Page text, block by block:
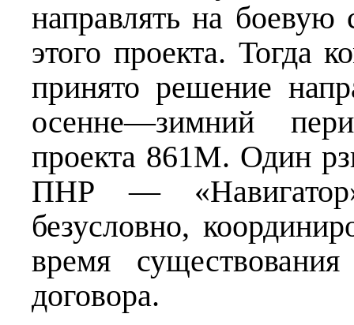
направлять на
этого проекта. Тогда
принято решение
осенне—зимний
проекта 861М. Один
ПНР —
безусловно,
время
договора.